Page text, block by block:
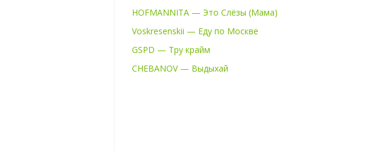
HOFMANNITA — Это Слёзы (Мама)
Voskresenskii — Еду по Москве
GSPD — Тру крайм
CHEBANOV — Выдыхай